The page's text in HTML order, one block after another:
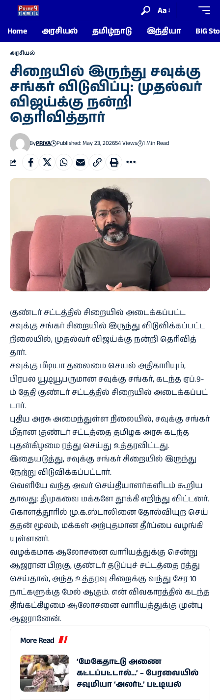
Aa
Home
அரசியல் தமிழ்நாடு இந்தியா BIG
அரசியல்
சிறையில் இருந்து சவுக்கு
சங்கர் விடுவிப்பு: முதல்வர்
விஜய்க்கு நன்றி
தெரிவித்தார்
ByPRIYA Published: May 23, 202654 Views 1 Min Read
குண்டர் சட்​டத்​தில் சிறை​யில் அடைக்​கப்​பட்ட
சவுக்கு சங்​கர் சிறை​யில் இருந்து விடுவிக்​கப்​பட்ட
நிலை​யில், முதல்​வர் விஜய்க்கு நன்றி தெரி​வித்​
தார்.
சவுக்கு மீடியா தலைமை செயல் அதி​காரி​யும்,
பிரபல யூடியூபரு​மான சவுக்கு சங்​கர், கடந்த ஏப்​.9-
ம் தேதி குண்​டர் சட்​டத்​தில் சிறை​யில் அடைக்​கப்​பட்​
டார்.
புதிய அரசு அமைந்​துள்ள நிலை​யில், சவுக்கு சங்​கர்
மீதான குண்​டர் சட்​டத்தை தமிழக அரசு கடந்த
புதன்​கிழமை ரத்து செய்து உத்​தர​விட்​டது.
இதையடுத்​து, சவுக்கு சங்​கர் சிறை​யில் இருந்து
நேற்று விடுவிக்​கப்​பட்​டார்.
வெளியே வந்த அவர் செய்​தி​யாளர்​களிடம் கூறிய​
தாவது: திமுகவை மக்​களே தூக்கி எறிந்து விட்​டனர்.
கொளத்​தூரில் மு.க.ஸ்​டா​லினை தோல்​வி​யுற செய்​
ததன் மூலம், மக்​கள் அற்​புத​மான தீர்ப்பை வழங்​கி​
யுள்​ளனர்.
வழக்​க​மாக ஆலோ​சனை வாரி​யத்​துக்கு சென்று
ஆஜரான பிறகு, குண்​டர் தடுப்​புச் சட்​டத்தை ரத்து
செய்​தால், அந்த உத்​தரவு சிறைக்கு வந்து சேர 10
நாட்​களுக்கு மேல் ஆகும். என் விவ​காரத்​தில் கடந்த
திங்​கட்​கிழமை ஆலோ​சனை வாரி​யத்​துக்கு முன்பு
ஆஜரானேன்.
More Read
‘மேகேதாட்டு அணை
கட்டப்பட்டால்…’ – பேரவையில்
சவுமியா ‘அலர்ட்’ பட்டியல்